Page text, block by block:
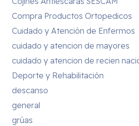
Compra Productos Ortopedicos
Cuidado y Atención de Enfermos
cuidado y atencion de mayores
cuidado y atencion de recien
Deporte y Rehabilitación
descanso
general
grúas